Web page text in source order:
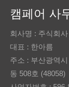
캠페어 사
회사명 : 주식회
대표 : 한아름
주소 : 부산광역
동 508호 (48058)